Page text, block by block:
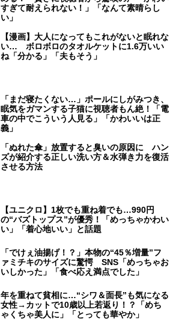
すぎて耐えられない！」「なんて素晴らし
い」
【漫画】大人になってもこれがないと眠れな
い… ボロボロのタオルケットに1.6万いい
ね「分かる」「夫もそう」
「まだ寝たくない…」ポールにしがみつき、
眠気をガマンする子猫に視聴者もん絶！「電
車の中でこういう人見る」「かわいいは正
義」
「ぬれた傘」放置すると臭いの原因に ハン
ズが紹介する正しい洗い方＆水弾き力を復活
させる方法
【ユニクロ】1枚でも重ね着でも…990円
の“バズトップス”が優秀！「めっちゃかわい
い」「着心地いい」と話題
「でけぇ油揚げ！？」本物の“45％増量”フ
ァミチキのサイズに驚愕 SNS「めっちゃお
いしかった」「食べ応え満点でした」
年を重ねて貧相に…“シワ＆面長”も気になる
女性→カットで10歳以上若返り！？「めち
ゃくちゃ美人に」「とっても華やか」